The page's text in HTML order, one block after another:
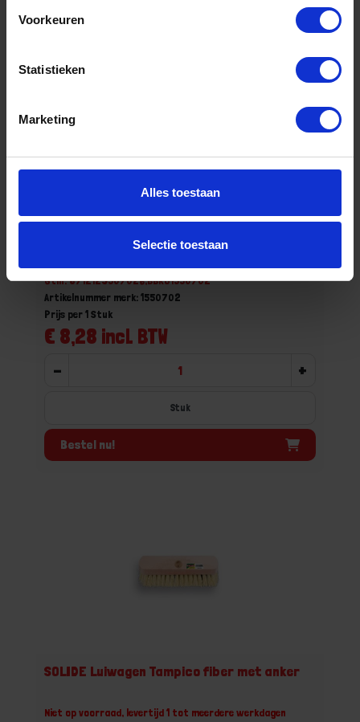
Voorkeuren
Statistieken
Marketing
Alles toestaan
Selectie toestaan
SOLIDE Luiwagen fiber met anker + IKAPÉ
steel 130X2,4CM
Gtin: 8712129507026,BBKO1550702
Artikelnummer merk: 1550702
€ 8,28 incl. BTW
Prijs per 1 Stuk
- +
Stuk
Bestel nu!
SOLIDE Luiwagen Tampico fiber met anker
Niet op voorraad, levertijd 1 tot meerdere werkdagen